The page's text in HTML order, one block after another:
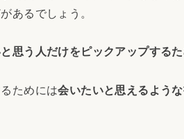
あるでしょう。
と思う人だけをピックアップする
ためには会いたいと思えるよう